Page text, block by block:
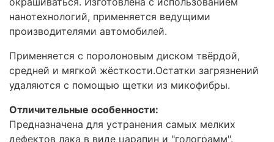
нанотехнологий, применяется ведущими
производителями автомобилей.
Применяется с поролоновым диском твёрдой,
средней и мягкой жёсткости.Остатки загрязнений
удаляются с помощью щетки из микофибры.
Отличительные особенности:
Предназначена для устранения самых мелких
дефектов лака в виде царапин и "голограмм".